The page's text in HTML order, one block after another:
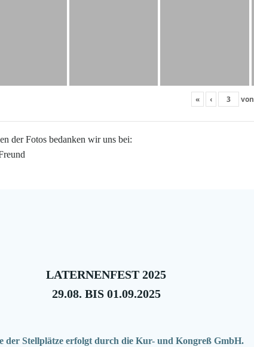
« ‹ von
der Fotos bedanken wir uns bei:
LATERNENFEST 2025
29.08. BIS 01.09.2025
der Stellplätze erfolgt durch die Kur- und Kongreß GmbH.